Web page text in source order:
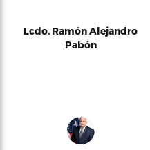
Lcdo. Ramón Alejandro
Pabón